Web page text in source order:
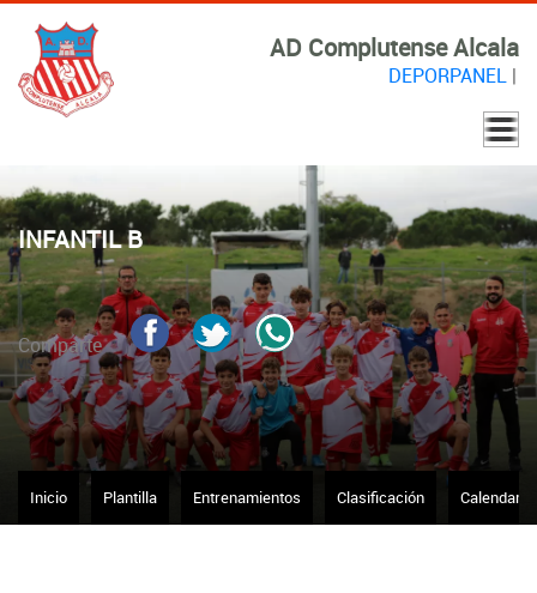
AD Complutense Alcala
DEPORPANEL|
INFANTIL B
Comparte
Inicio Plantilla Entrenamientos Clasificación Calendario